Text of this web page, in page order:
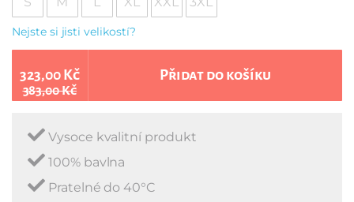
Nejste si jisti velikostí?
323,00 Kč
383,00 Kč
Přidat do košíku
Vysoce kvalitní produkt
100% bavlna
Pratelné do 40°C